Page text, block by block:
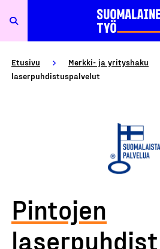
Etusivu Merkki- ja yrityshaku
laserpuhdistuspalvelut
Pintojen